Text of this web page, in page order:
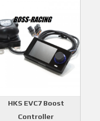
HKS EVC7 Boost
Controller